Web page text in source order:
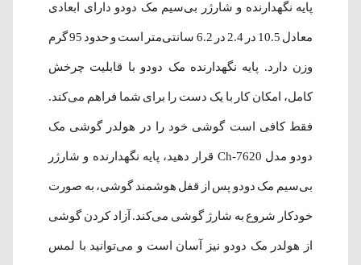
پایه نگهدارنده و شارژر بی‌سیم مک دودو دارای ابعادی
معادل 10.5 در 2.4 در 6.2 سانتی‌متر است و حدود 95 گرم
وزن دارد. پایه نگهدارنده مک دودو با قابلیت چرخش
کامل، امکان کار با یک دست را برای شما فراهم می‌کند.
فقط کافی است گوشی خود را در هولدر گوشی مک
دودو مدل Ch-7620 قرار دهید، پایه نگهدارنده و شارژر
بی‌سیم مک دودو پس از قفل هوشمند گوشی، به صورت
خودکار شروع به شارژ گوشی می‌کند. آزاد کردن گوشی
از هولدر مک دودو نیز آسان است و می‌توانید با لمس